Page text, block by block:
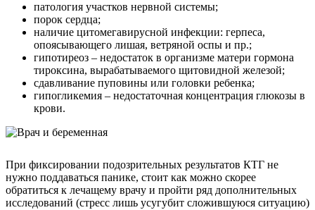
патология участков нервной системы;
порок сердца;
наличие цитомегавирусной инфекции: герпеса,
опоясывающего лишая, ветряной оспы и пр.;
гипотиреоз – недостаток в организме матери гормона
тироксина, вырабатываемого щитовидной железой;
сдавливание пуповины или головки ребенка;
гипогликемия – недостаточная концентрация глюкозы в
крови.
При фиксировании подозрительных результатов КТГ не
нужно поддаваться панике, стоит как можно скорее
обратиться к лечащему врачу и пройти ряд дополнительных
исследований (стресс лишь усугубит сложившуюся ситуацию)